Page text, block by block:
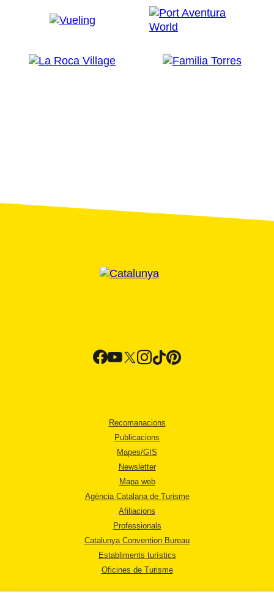
Recomanacions
Publicacions
Mapes/GIS
Newsletter
Mapa web
Agència Catalana de Turisme
Afiliacions
Professionals
Catalunya Convention Bureau
Establiments turístics
Oficines de Turisme